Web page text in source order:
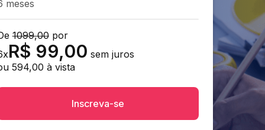
meses
1099,00por
xR$ 99,00 sem juros
594,00 à vista
Inscreva-se